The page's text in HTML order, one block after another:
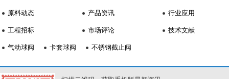
原料动态
工程招标
产品资讯
市场评论
行业应用
技术文献
气动球阀 卡套球阀 不锈钢截止阀